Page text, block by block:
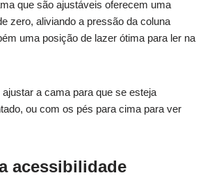
que são ajustáveis oferecem uma
zero, aliviando a pressão da coluna
uma posição de lazer ótima para ler na
a cama para que se esteja
ou com os pés para cima para ver
acessibilidade